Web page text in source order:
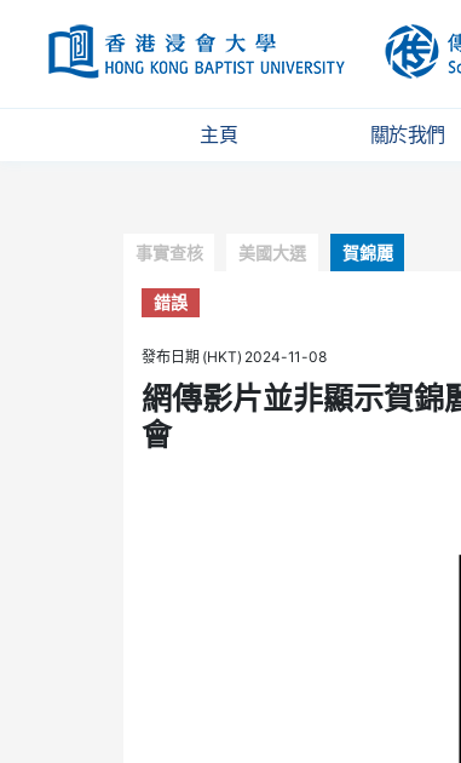
HKBU
主頁 關於我們
Categories
事實查核 美國大選 賀錦麗
錯誤
發布日期 (HKT) 2024-11-08
網傳影片並非顯示賀錦
會